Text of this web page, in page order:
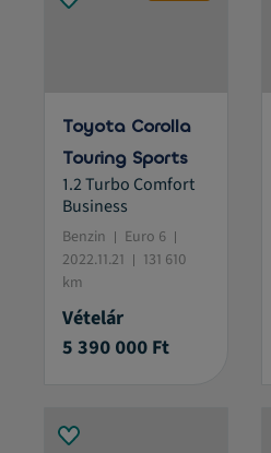
Toyota Corolla
Touring Sports
1.2 Turbo Comfort
Business
Benzin
Euro 6
2022.11.21
131 610
km
Vételár
5 390 000 Ft